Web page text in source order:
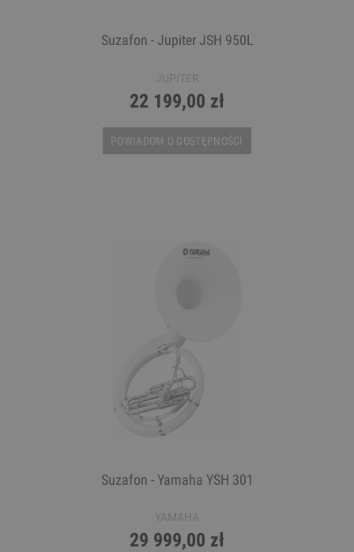
Suzafon - Jupiter JSH 950L
JUPITER
22 199,00 zł
POWIADOM O DOSTĘPNOŚCI
Suzafon - Yamaha YSH 301
YAMAHA
29 999,00 zł